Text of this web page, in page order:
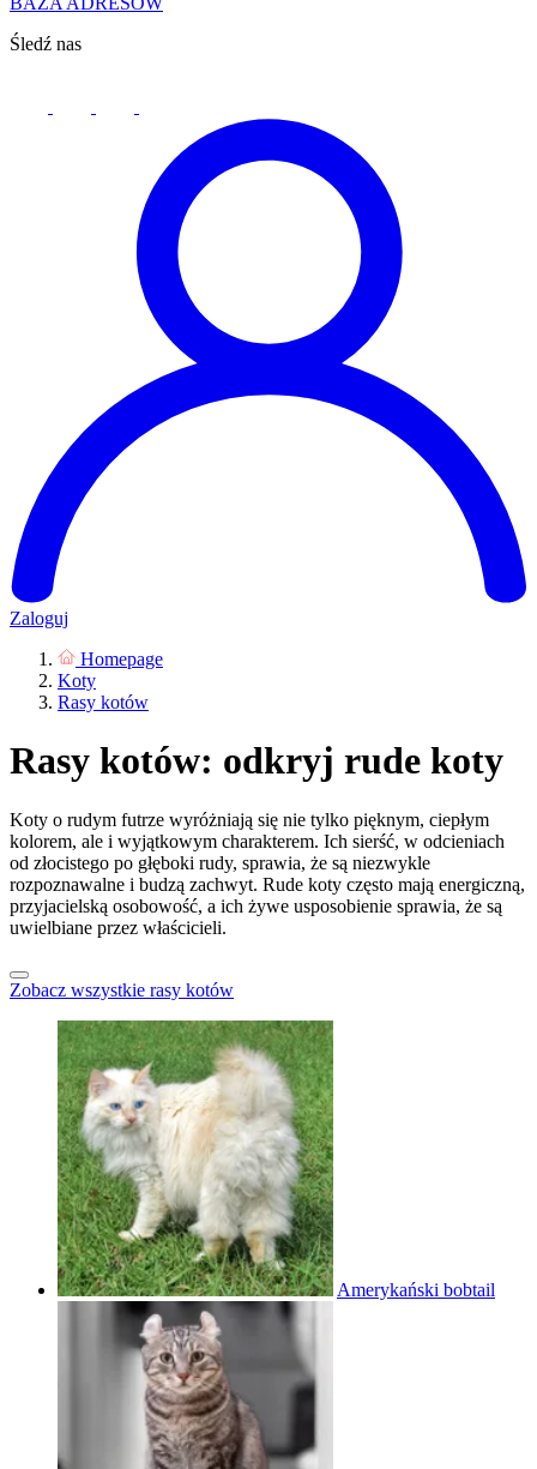
Śledź nas
Zaloguj
Homepage
Koty
Rasy kotów
Rasy kotów: odkryj rude koty
Koty o rudym futrze wyróżniają się nie tylko pięknym, ciepłym
kolorem, ale i wyjątkowym charakterem. Ich sierść, w odcieniach
od złocistego po głęboki rudy, sprawia, że są niezwykle
rozpoznawalne i budzą zachwyt. Rude koty często mają energiczną,
przyjacielską osobowość, a ich żywe usposobienie sprawia, że są
uwielbiane przez właścicieli.
Zobacz wszystkie rasy kotów
Amerykański bobtail